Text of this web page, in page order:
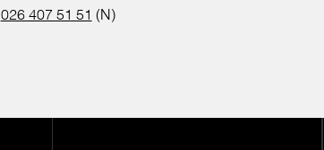
026 407 51 51 (N)